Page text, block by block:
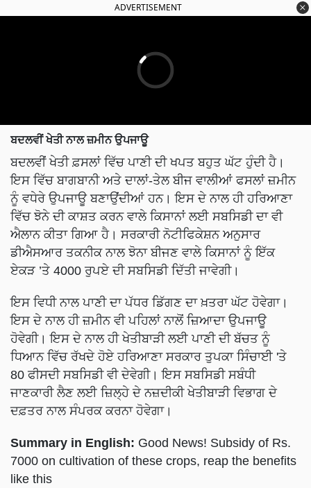
ADVERTISEMENT
ਬਦਲਵੀਂ ਖੇਤੀ ਨਾਲ ਜ਼ਮੀਨ ਉਪਜਾਊ
ਬਦਲਵੀਂ ਖੇਤੀ ਫ਼ਸਲਾਂ ਵਿੱਚ ਪਾਣੀ ਦੀ ਖਪਤ ਬਹੁਤ ਘੱਟ ਹੁੰਦੀ ਹੈ।
ਇਸ ਵਿੱਚ ਬਾਗਬਾਨੀ ਅਤੇ ਦਾਲਾਂ-ਤੇਲ ਬੀਜ ਵਾਲੀਆਂ ਫਸਲਾਂ ਜ਼ਮੀਨ
ਨੂੰ ਵਧੇਰੇ ਉਪਜਾਊ ਬਣਾਉਂਦੀਆਂ ਹਨ। ਇਸ ਦੇ ਨਾਲ ਹੀ ਹਰਿਆਣਾ
ਵਿੱਚ ਝੋਨੇ ਦੀ ਕਾਸ਼ਤ ਕਰਨ ਵਾਲੇ ਕਿਸਾਨਾਂ ਲਈ ਸਬਸਿਡੀ ਦਾ ਵੀ
ਐਲਾਨ ਕੀਤਾ ਗਿਆ ਹੈ। ਸਰਕਾਰੀ ਨੋਟੀਫਿਕੇਸ਼ਨ ਅਨੁਸਾਰ
ਡੀਐਸਆਰ ਤਕਨੀਕ ਨਾਲ ਝੋਨਾ ਬੀਜਣ ਵਾਲੇ ਕਿਸਾਨਾਂ ਨੂੰ ਇੱਕ
ਏਕੜ ’ਤੇ 4000 ਰੁਪਏ ਦੀ ਸਬਸਿਡੀ ਦਿੱਤੀ ਜਾਵੇਗੀ।
ਇਸ ਵਿਧੀ ਨਾਲ ਪਾਣੀ ਦਾ ਪੱਧਰ ਡਿੱਗਣ ਦਾ ਖ਼ਤਰਾ ਘੱਟ ਹੋਵੇਗਾ।
ਇਸ ਦੇ ਨਾਲ ਹੀ ਜ਼ਮੀਨ ਵੀ ਪਹਿਲਾਂ ਨਾਲੋਂ ਜ਼ਿਆਦਾ ਉਪਜਾਊ
ਹੋਵੇਗੀ। ਇਸ ਦੇ ਨਾਲ ਹੀ ਖੇਤੀਬਾੜੀ ਲਈ ਪਾਣੀ ਦੀ ਬੱਚਤ ਨੂੰ
ਧਿਆਨ ਵਿੱਚ ਰੱਖਦੇ ਹੋਏ ਹਰਿਆਣਾ ਸਰਕਾਰ ਤੁਪਕਾ ਸਿੰਚਾਈ 'ਤੇ
80 ਫੀਸਦੀ ਸਬਸਿਡੀ ਵੀ ਦੇਵੇਗੀ। ਇਸ ਸਬਸਿਡੀ ਸਬੰਧੀ
ਜਾਣਕਾਰੀ ਲੈਣ ਲਈ ਜ਼ਿਲ੍ਹੇ ਦੇ ਨਜ਼ਦੀਕੀ ਖੇਤੀਬਾੜੀ ਵਿਭਾਗ ਦੇ
ਦਫ਼ਤਰ ਨਾਲ ਸੰਪਰਕ ਕਰਨਾ ਹੋਵੇਗਾ।
Summary in English: Good News! Subsidy of Rs.
7000 on cultivation of these crops, reap the benefits
like this